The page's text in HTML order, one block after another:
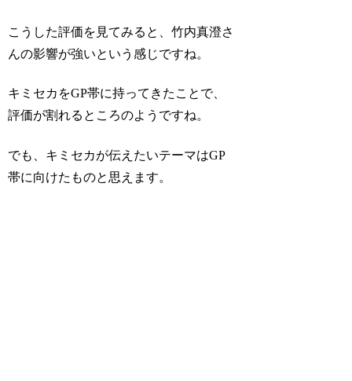
こうした評価を見てみると、竹内真澄さ
んの影響が強いという感じですね。
キミセカをGP帯に持ってきたことで、
評価が割れるところのようですね。
でも、キミセカが伝えたいテーマはGP
帯に向けたものと思えます。